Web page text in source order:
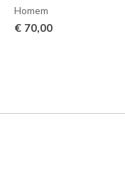
Homem
€ 70,00